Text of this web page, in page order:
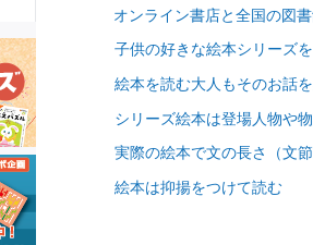
オンライン書店と全国の図
子供の好きな絵本シリーズ
絵本を読む大人もそのお話
シリーズ絵本は登場人物や
実際の絵本で文の長さ（文
絵本は抑揚をつけて読む